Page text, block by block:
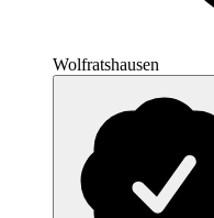
Wolfratshausen